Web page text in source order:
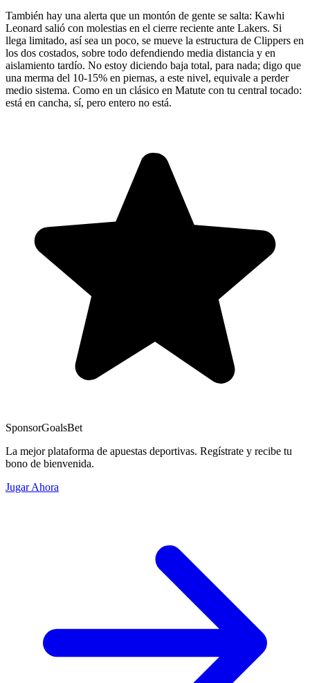
También hay una alerta que un montón de gente se salta: Kawhi
Leonard salió con molestias en el cierre reciente ante Lakers. Si
llega limitado, así sea un poco, se mueve la estructura de Clippers en
los dos costados, sobre todo defendiendo media distancia y en
aislamiento tardío. No estoy diciendo baja total, para nada; digo que
una merma del 10-15% en piernas, a este nivel, equivale a perder
medio sistema. Como en un clásico en Matute con tu central tocado:
está en cancha, sí, pero entero no está.
SponsorGoalsBet
La mejor plataforma de apuestas deportivas. Regístrate y recibe tu
bono de bienvenida.
Jugar Ahora